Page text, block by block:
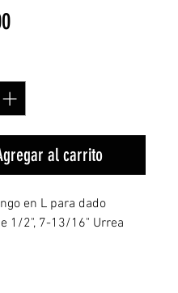
Precio
al carrito
en L para dado
1/2", 7-13/16" Urrea